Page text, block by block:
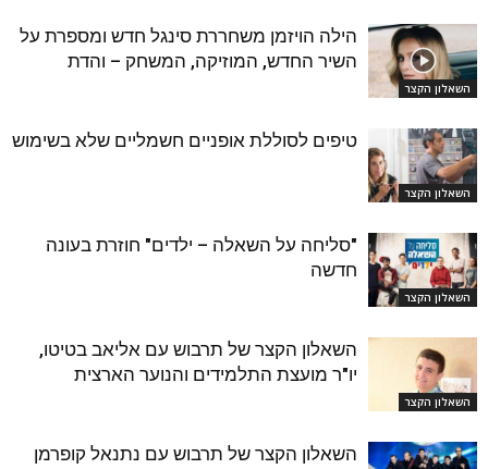
השאלון הקצר
הילה הויזמן משחררת סינגל חדש ומספרת על
השיר החדש, המוזיקה, המשחק – והדת
השאלון הקצר
טיפים לסוללת אופניים חשמליים שלא בשימוש
השאלון הקצר
"סליחה על השאלה – ילדים" חוזרת בעונה
חדשה
השאלון הקצר
השאלון הקצר של תרבוש עם אליאב בטיטו,
יו"ר מועצת התלמידים והנוער הארצית
השאלון הקצר של תרבוש עם נתנאל קופרמן